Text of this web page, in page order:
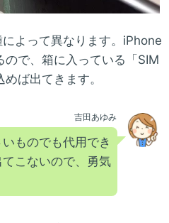
よって異なります。iPhone
で、箱に入っている「SIM
ば出てきます。
吉田あゆみ
ものでも代用でき
こないので、勇気